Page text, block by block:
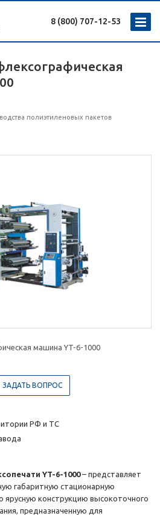
8 (800) 707-12-53
полиэтиленовых пакетов
машина YT-6-1000
ЗАДАТЬ ВОПРОС
РФ и ТС
YT-6-1000– представляет
габаритную стационарную
ярусную конструкцию высокоточного
предназначенную для